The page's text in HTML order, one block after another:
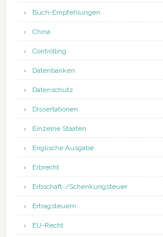
Buch-Empfehlungen
China
Controlling
Datenbanken
Datenschutz
Dissertationen
Einzelne Staaten
Englische Ausgabe
Erbrecht
Erbschaft-/Schenkungsteuer
Ertragsteuern
EU-Recht